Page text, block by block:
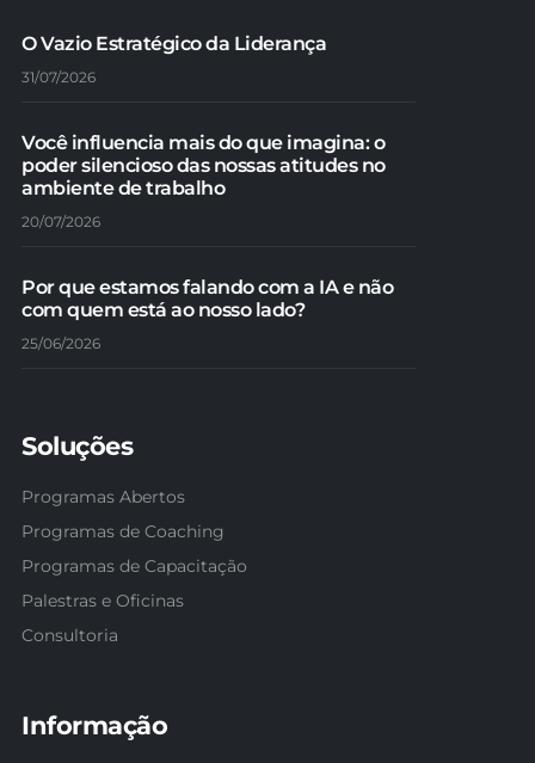
O Vazio Estratégico da Liderança
31/07/2026
Você influencia mais do que imagina: o
poder silencioso das nossas atitudes no
ambiente de trabalho
20/07/2026
Por que estamos falando com a IA e não
com quem está ao nosso lado?
25/06/2026
Soluções
Programas Abertos
Programas de Coaching
Programas de Capacitação
Palestras e Oficinas
Consultoria
Informação